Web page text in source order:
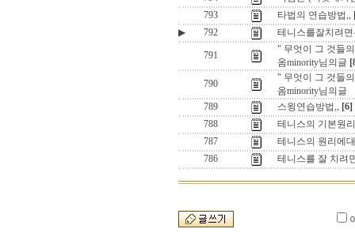
793
타법의 연습방법,,
▶
792 테니스를잘치려
791
" 무엇이 그 것들
옴minority님의글
790
" 무엇이 그 것들
옴minority님의글
789
스윙연습방법,, [6]
788
테니스의 기본원
787
테니스의 원리에
786
테니스를 잘 치려